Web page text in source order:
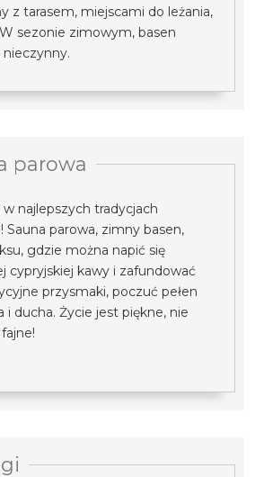
z tarasem, miejscami do leżania,
sezonie zimowym, basen
parowa
najlepszych tradycjach
Sauna parowa, zimny basen,
gdzie można napić się
cypryjskiej kawy i zafundować
przysmaki, poczuć pełen
i ducha. Życie jest piękne, nie